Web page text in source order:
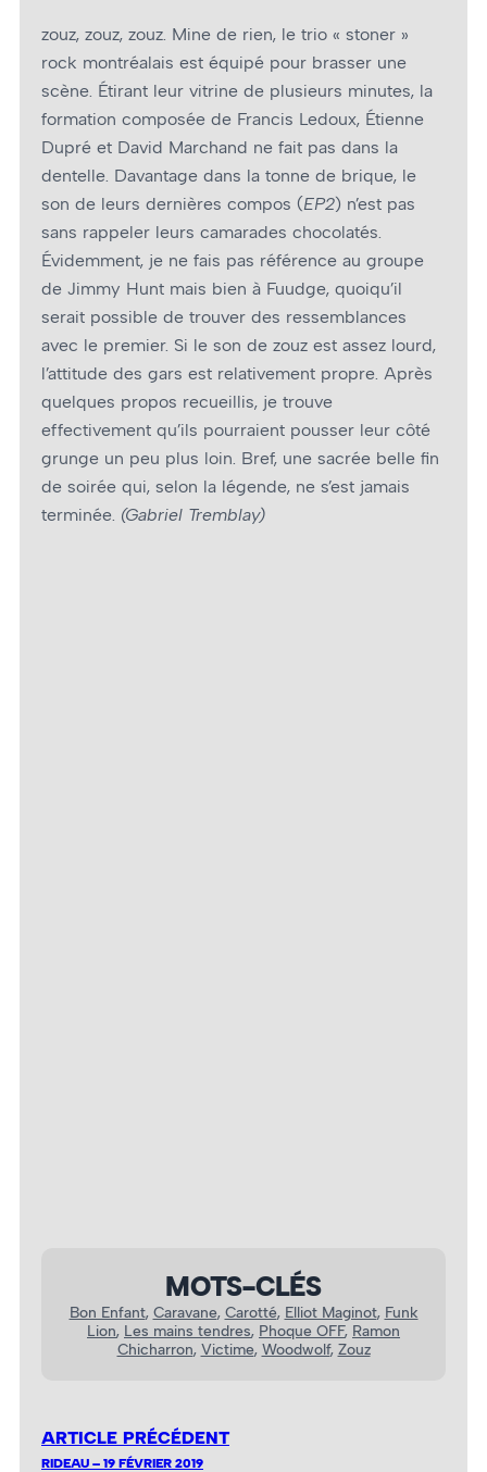
zouz, zouz, zouz. Mine de rien, le trio « stoner »
rock montréalais est équipé pour brasser une
scène. Étirant leur vitrine de plusieurs minutes, la
formation composée de Francis Ledoux, Étienne
Dupré et David Marchand ne fait pas dans la
dentelle. Davantage dans la tonne de brique, le
son de leurs dernières compos (EP2) n’est pas
sans rappeler leurs camarades chocolatés.
Évidemment, je ne fais pas référence au groupe
de Jimmy Hunt mais bien à Fuudge, quoiqu’il
serait possible de trouver des ressemblances
avec le premier. Si le son de zouz est assez lourd,
l’attitude des gars est relativement propre. Après
quelques propos recueillis, je trouve
effectivement qu’ils pourraient pousser leur côté
grunge un peu plus loin. Bref, une sacrée belle fin
de soirée qui, selon la légende, ne s’est jamais
terminée. (Gabriel Tremblay)
MOTS-CLÉS
Bon Enfant, Caravane, Carotté, Elliot Maginot, Funk
Lion, Les mains tendres, Phoque OFF, Ramon
Chicharron, Victime, Woodwolf, Zouz
ARTICLE PRÉCÉDENT
RIDEAU – 19 FÉVRIER 2019